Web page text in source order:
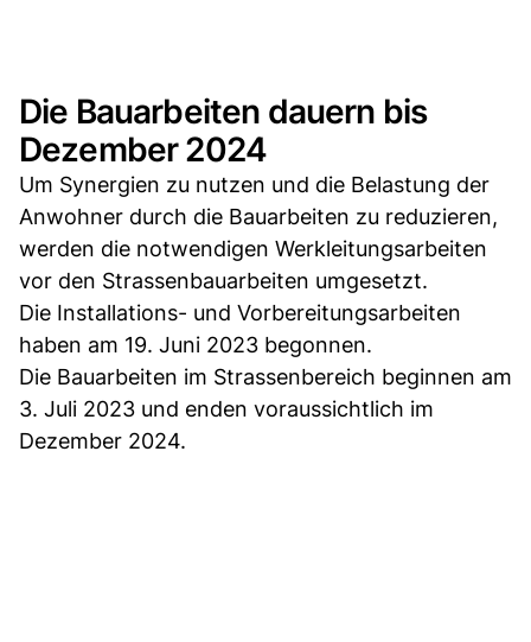
Die Bauarbeiten dauern bis
Dezember 2024
Um Synergien zu nutzen und die Belastung der
Anwohner durch die Bauarbeiten zu reduzieren,
werden die notwendigen Werkleitungsarbeiten
vor den Strassenbauarbeiten umgesetzt.
Die Installations- und Vorbereitungsarbeiten
haben am 19. Juni 2023 begonnen.
Die Bauarbeiten im Strassenbereich beginnen am
3. Juli 2023 und enden voraussichtlich im
Dezember 2024.